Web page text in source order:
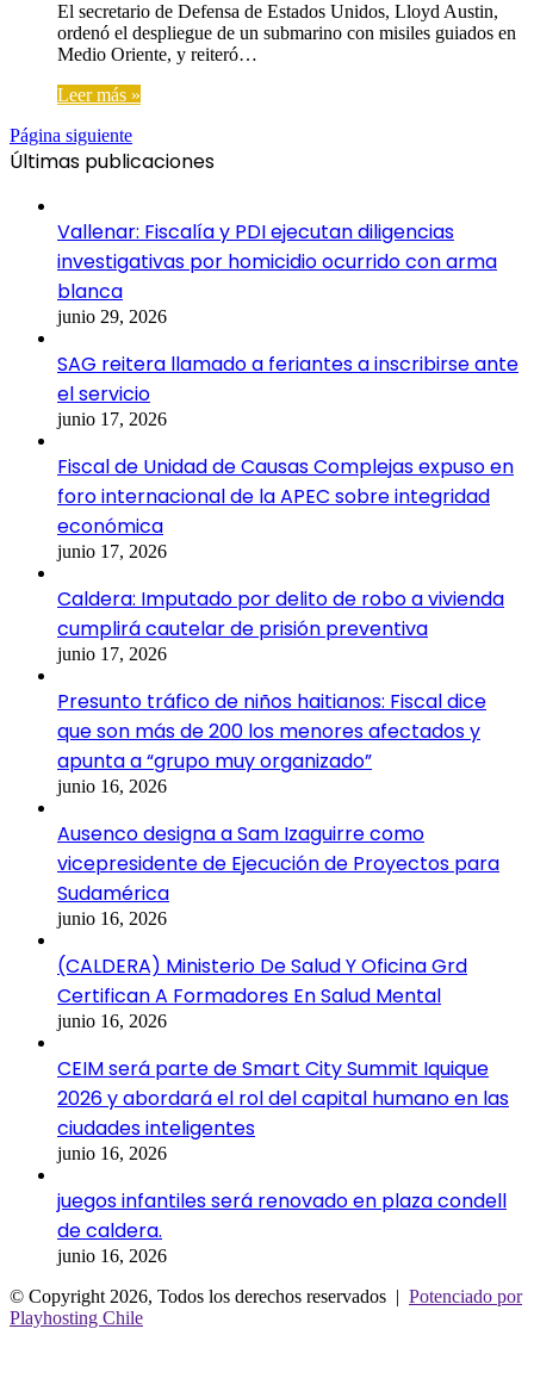
El secretario de Defensa de Estados Unidos, Lloyd Austin,
ordenó el despliegue de un submarino con misiles guiados en
Medio Oriente, y reiteró…
Leer más »
Página siguiente
Últimas publicaciones
Vallenar: Fiscalía y PDI ejecutan diligencias
investigativas por homicidio ocurrido con arma
blanca
junio 29, 2026
SAG reitera llamado a feriantes a inscribirse ante
el servicio
junio 17, 2026
Fiscal de Unidad de Causas Complejas expuso en
foro internacional de la APEC sobre integridad
económica
junio 17, 2026
Caldera: Imputado por delito de robo a vivienda
cumplirá cautelar de prisión preventiva
junio 17, 2026
Presunto tráfico de niños haitianos: Fiscal dice
que son más de 200 los menores afectados y
apunta a “grupo muy organizado”
junio 16, 2026
Ausenco designa a Sam Izaguirre como
vicepresidente de Ejecución de Proyectos para
Sudamérica
junio 16, 2026
(CALDERA) Ministerio De Salud Y Oficina Grd
Certifican A Formadores En Salud Mental
junio 16, 2026
CEIM será parte de Smart City Summit Iquique
2026 y abordará el rol del capital humano en las
ciudades inteligentes
junio 16, 2026
juegos infantiles será renovado en plaza condell
de caldera.
junio 16, 2026
© Copyright 2026, Todos los derechos reservados | Potenciado por
Playhosting Chile